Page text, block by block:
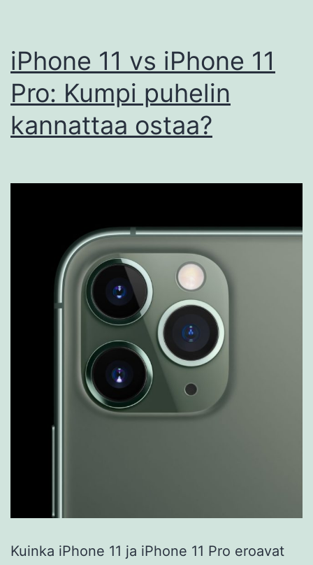
iPhone 11 vs iPhone 11
Pro: Kumpi puhelin
kannattaa ostaa?
Kuinka iPhone 11 ja iPhone 11 Pro eroavat